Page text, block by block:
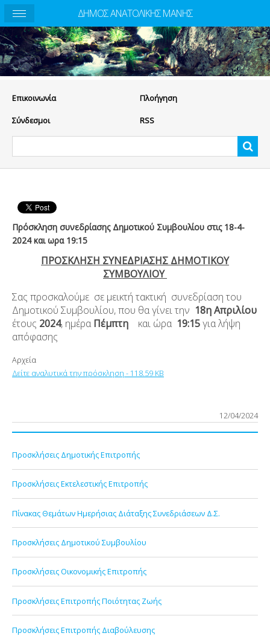
Eπικοινωνία Πλοήγηση
Σύνδεσμοι RSS
Πρόσκληση συνεδρίασης Δημοτικού Συμβουλίου στις 18-4-
2024 και ωρα 19:15
ΠΡΟΣΚΛΗΣΗ ΣΥΝΕΔΡΙΑΣΗΣ ΔΗΜΟΤΙΚΟΥ
ΣΥΜΒΟΥΛΙΟΥ
Σας προσκαλούμε σε μεικτή τακτική συνεδρίαση του
Δημοτικού Συμβουλίου, που θα γίνει την 18ηΑπριλίου
έτους 2024, ημέρα Πέμπτη και ώρα 19:15για λήψη
απόφασης
Αρχεία
Δείτε αναλυτικά την πρόσκληση - 118.59 KB
12/04/2024
Προσκλήσεις Δημοτικής Επιτροπής
Προσκλήσεις Εκτελεστικής Επιτροπής
Πίνακας Θεμάτων Ημερήσιας Διάταξης Συνεδριάσεων Δ.Σ.
Προσκλήσεις Δημοτικού Συμβουλίου
Προσκλήσεις Οικονομικής Επιτροπής
Προσκλήσεις Επιτροπής Ποιότητας Ζωής
Προσκλήσεις Επιτροπής Διαβούλευσης
ΔΗΜΟΣ ΑΝΑΤΟΛΙΚΗΣ ΜΑΝΗΣ